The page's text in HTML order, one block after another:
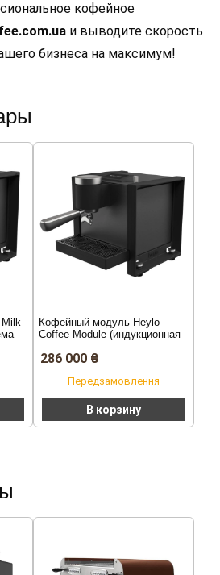
кофейное
и выводите скорость
бизнеса на максимум!
Кофейный модуль Heylo
Coffee Module (индукционная
286 000 ₴
Передзамовлення
В корзину